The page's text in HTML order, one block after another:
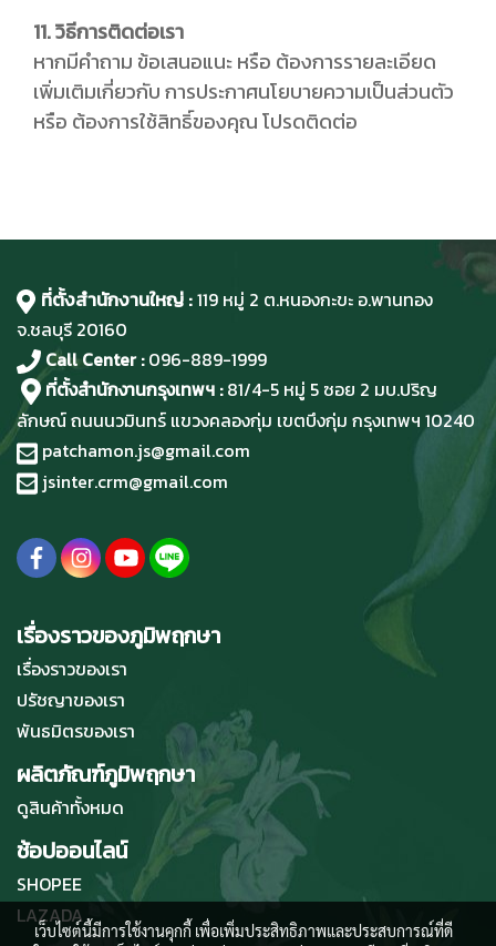
11. วิธีการติดต่อเรา
หากมีคำถาม ข้อเสนอแนะ หรือ ต้องการรายละเอียด
เพิ่มเติมเกี่ยวกับ การประกาศนโยบายความเป็นส่วนตัว
หรือ ต้องการใช้สิทธิ์ของคุณ โปรดติดต่อ
ที่ตั้งสำนักงานใหญ่ :119 หมู่ 2 ต.หนองกะขะ อ.พานทอง
จ.ชลบุรี 20160
Call Center :096-889-1999
ที่ตั้งสำนักงานกรุงเทพฯ : 81/4-5 หมู่ 5 ซอย 2 มบ.ปริญ
ลักษณ์ ถนนนวมินทร์ แขวงคลองกุ่ม เขตบึงกุ่ม กรุงเทพฯ 10240
patchamon.js@gmail.com
jsinter.crm@gmail.com
เรื่องราวของภูมิพฤกษา
เรื่องราวของเรา
ปรัชญาของเรา
พันธมิตรของเรา
ผลิตภัณฑ์ภูมิพฤกษา
ดูสินค้าทั้งหมด
ช้อปออนไลน์
SHOPEE
LAZADA
เว็บไซต์นี้มีการใช้งานคุกกี้ เพื่อเพิ่มประสิทธิภาพและประสบการณ์ที่ดี